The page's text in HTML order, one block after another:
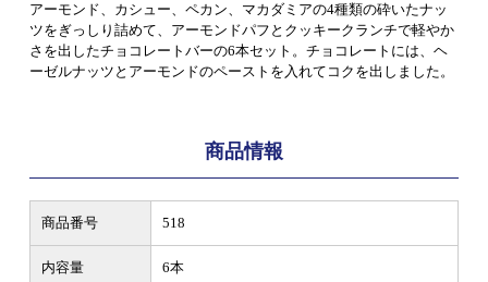
アーモンド、カシュー、ペカン、マカダミアの4種類の砕いたナッ
ツをぎっしり詰めて、アーモンドパフとクッキークランチで軽やか
さを出したチョコレートバーの6本セット。チョコレートには、ヘ
ーゼルナッツとアーモンドのペーストを入れてコクを出しました。
商品情報
商品番号 518
内容量 6本